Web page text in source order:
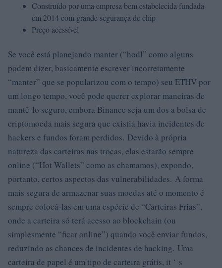
Construído por uma empresa bem estabelecida fundada
em 2014 com grande segurança de chip
Preço acessível
Se você está planejando manter (“hodl” como alguns
podem dizer, basicamente escrever incorretamente
“manter” que se popularizou com o tempo) seu ETHV por
um longo tempo, você pode querer explorar maneiras de
mantê-lo seguro, embora Binance seja um dos a bolsa de
criptomoeda mais segura que existia havia incidentes de
hackers e fundos foram perdidos. Devido à própria
natureza das carteiras nas trocas, elas estarão sempre
online (“Hot Wallets” como as chamamos), expondo,
portanto, certos aspectos das vulnerabilidades. A forma
mais segura de armazenar suas moedas até o momento é
sempre colocá-las em uma espécie de “Carteiras Frias”,
onde a carteira só terá acesso ao blockchain (ou
simplesmente “ficar online”) quando você enviar fundos,
reduzindo as chances de incidentes de hacking. Uma
carteira de papel é um tipo de carteira grátis, it ‘ s